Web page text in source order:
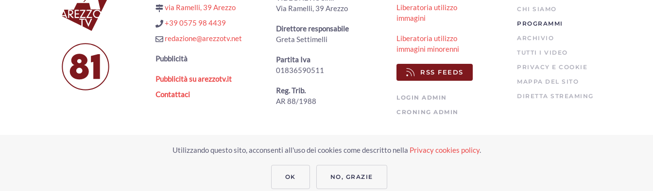
Fugge da una struttura: ricerche in corso nell'Aretino.
00:01:15 - Lunedì, 03 Agosto 2026
Il neo Prefetto di Arezzo Fabrizio Stelo: "a disposizione
00:03:45 - Lunedì, 03 Agosto 2026
ArezzoTV
Si rifugia in un bar per sfuggire al compagno violento:
Operativo Maxi Emergenze del 118
via Ramelli, 39 Arezzo
+39 0575 98 4439
redazione@arezzotv.net
Pubblicità
Pubblicità su arezzotv.it
Contattaci
Via Ramelli, 39 Arezzo
Direttore responsabile
Greta Settimelli
Partita Iva
01836590511
Reg. Trib.
AR 88/1988
Liberatoria utilizzo
immagini
Liberatoria utilizzo
immagini minorenni
RSS FEEDS
LOGIN ADMIN
CRONING ADMIN
CHI SIAMO
PROGRAMMI
ARCHIVIO
TUTTI I VIDEO
PRIVACY E COOKIE
MAPPA DEL SITO
DIRETTA STREAMING
Realizzato da Click & Fly Arezzo 2023
Soluzioni web video fotografia drone
Utilizzando questo sito, acconsenti all'uso dei cookies come descritto nella Privacy cookies policy.
OK NO, GRAZIE